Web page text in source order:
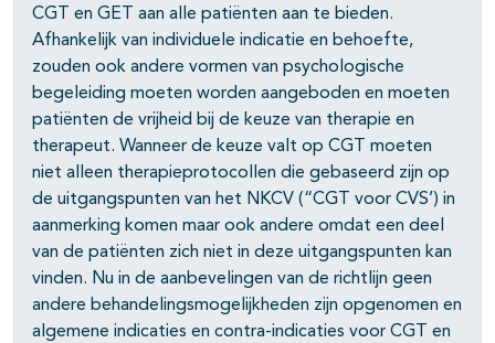
CGT en GET aan alle patiënten aan te bieden.
Afhankelijk van individuele indicatie en behoefte,
zouden ook andere vormen van psychologische
begeleiding moeten worden aangeboden en moeten
patiënten de vrijheid bij de keuze van therapie en
therapeut. Wanneer de keuze valt op CGT moeten
niet alleen therapieprotocollen die gebaseerd zijn op
de uitgangspunten van het NKCV (“CGT voor CVS’) in
aanmerking komen maar ook andere omdat een deel
van de patiënten zich niet in deze uitgangspunten kan
vinden. Nu in de aanbevelingen van de richtlijn geen
andere behandelingsmogelijkheden zijn opgenomen en
algemene indicaties en contra-indicaties voor CGT en